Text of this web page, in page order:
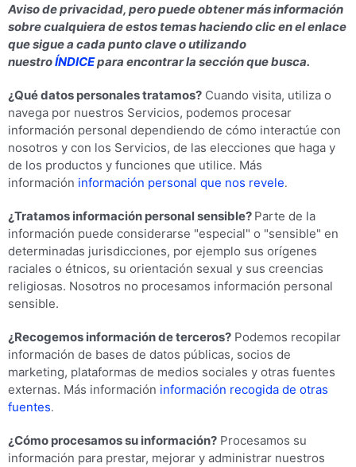
Aviso de privacidad, pero puede obtener más información
sobre cualquiera de estos temas haciendo clic en el enlace
que sigue a cada punto clave o utilizando
nuestroÍNDICEpara encontrar la sección que busca.
¿Qué datos personales tratamos? Cuando visita, utiliza o
navega por nuestros Servicios, podemos procesar
información personal dependiendo de cómo interactúe con
nosotros y con los Servicios, de las elecciones que haga y
de los productos y funciones que utilice. Más
información información personal que nos revele.
¿Tratamos información personal sensible? Parte de la
información puede considerarse "especial" o "sensible" en
determinadas jurisdicciones, por ejemplo sus orígenes
raciales o étnicos, su orientación sexual y sus creencias
religiosas. Nosotros no procesamos información personal
sensible.
¿Recogemos información de terceros? Podemos recopilar
información de bases de datos públicas, socios de
marketing, plataformas de medios sociales y otras fuentes
externas. Más información información recogida de otras
fuentes.
¿Cómo procesamos su información? Procesamos su
información para prestar, mejorar y administrar nuestros